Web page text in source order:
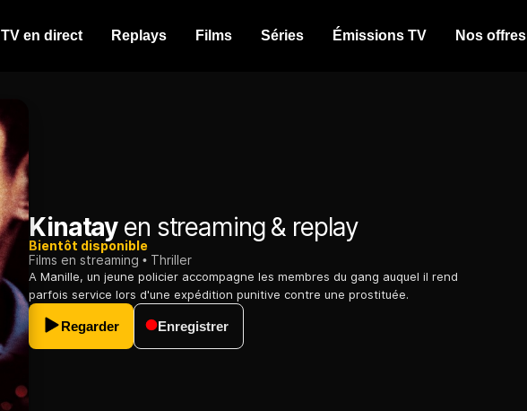
TV en direct Replays Films Séries Émissions TV Nos offres
Kinatayen streaming & replay
Bientôt disponible
Films en streaming
Thriller
A Manille, un jeune policier accompagne les membres du gang auquel il rend
parfois service lors d'une expédition punitive contre une prostituée.
Regarder Enregistrer